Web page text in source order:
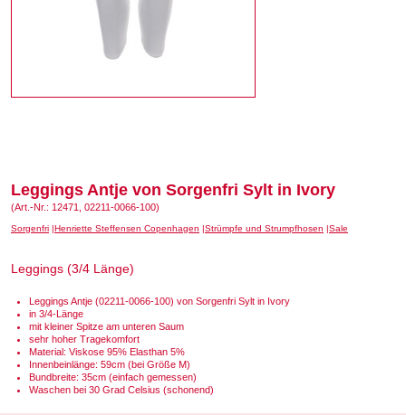
Leggings Antje von Sorgenfri Sylt in Ivory
(Art.-Nr.: 12471, 02211-0066-100)
Sorgenfri Henriette Steffensen Copenhagen Strümpfe und Strumpfhosen Sale
Leggings (3/4 Länge)
Leggings Antje (02211-0066-100) von Sorgenfri Sylt in Ivory
in 3/4-Länge
mit kleiner Spitze am unteren Saum
sehr hoher Tragekomfort
Material: Viskose 95% Elasthan 5%
Innenbeinlänge: 59cm (bei Größe M)
Bundbreite: 35cm (einfach gemessen)
Waschen bei 30 Grad Celsius (schonend)